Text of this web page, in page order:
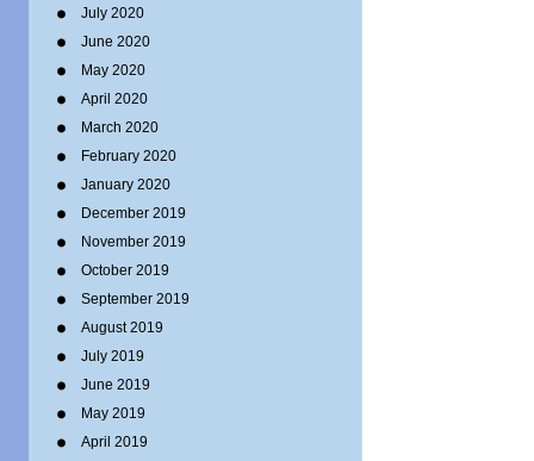
July 2020
June 2020
May 2020
April 2020
March 2020
February 2020
January 2020
December 2019
November 2019
October 2019
September 2019
August 2019
July 2019
June 2019
May 2019
April 2019